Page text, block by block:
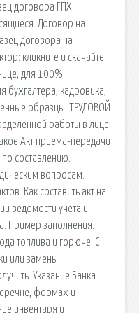
договора ГПХ
Договор на
договора на
кликните и скачайте
для 100%
бухгалтера, кадровика,
образцы. ТРУДОВОЙ
работы в лице.
Акт приема-передачи
составлению.
вопросам.
Как составить акт на
ведомости учета и
Пример заполнения.
топлива и горюче. С
или замены
Указание Банка
формах и
инвентаря и